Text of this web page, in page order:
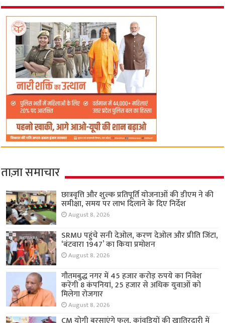
ताज़ा समाचार
छात्रवृत्ति और शुल्क प्रतिपूर्ति योजनाओं की डीएम ने की
समीक्षा, समय पर लाभ दिलाने के दिए निर्देश
August 8, 2026
SRMU पहुंचे सनी देओल, करण देओल और प्रीति जिंटा,
‘बंटवारा 1947’ का किया प्रमोशन
August 8, 2026
गौतमबुद्ध नगर में 45 हजार करोड़ रुपये का निवेश
करेंगी 8 कंपनियां, 25 हजार से अधिक युवाओं को
मिलेगा रोजगार
August 8, 2026